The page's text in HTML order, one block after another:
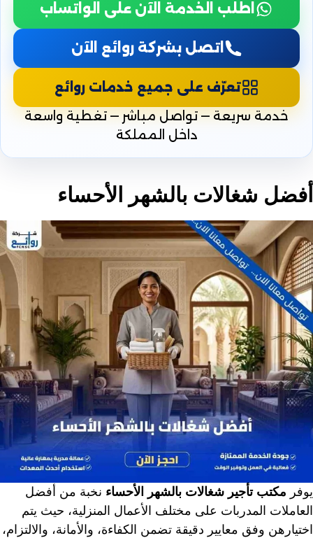
اطلب الخدمة الآن على الواتساب
اتصل بشركة روائع الآن
تعرّف على جميع خدمات روائع
خدمة سريعة — تواصل مباشر — تغطية واسعة
داخل المملكة
أفضل شغالات بالشهر الأحساء
يوفر مكتب تأجير شغالات بالشهر الأحساء نخبة من أفضل
العاملات المدربات على مختلف الأعمال المنزلية، حيث يتم
اختيارهن وفق معايير دقيقة تضمن الكفاءة، والأمانة، والالتزام،